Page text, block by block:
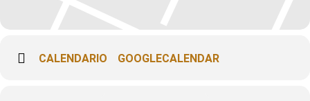
CALENDARIO GOOGLECALENDAR